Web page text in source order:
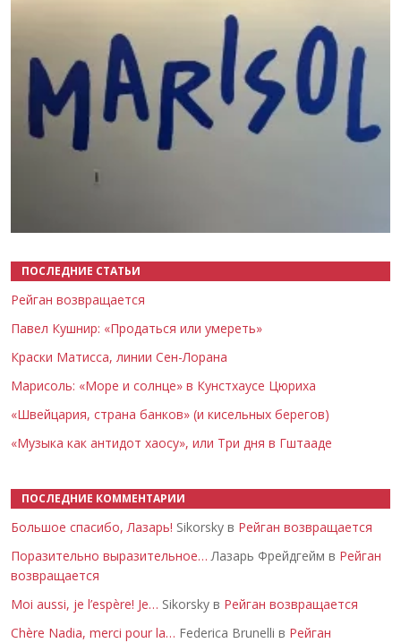
ПОСЛЕДНИЕ СТАТЬИ
Рейган возвращается
Павел Кушнир: «Продаться или умереть»
Краски Матисса, линии Сен-Лорана
Марисоль: «Море и солнце» в Кунстхаусе Цюриха
«Швейцария, страна банков» (и кисельных берегов)
«Музыка как антидот хаосу», или Три дня в Гштааде
ПОСЛЕДНИЕ КОММЕНТАРИИ
Большое спасибо, Лазарь! Sikorsky в Рейган возвращается
Поразительно выразительное… Лазарь Фрейдгейм в Рейган
возвращается
Moi aussi, je l’espère! Je… Sikorsky в Рейган возвращается
Chère Nadia, merci pour la… Federica Brunelli в Рейган